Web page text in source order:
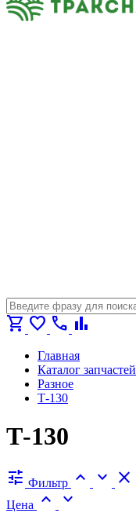
shopping_cart favorite call bar_chart
Главная
Каталог запчастей
Разное
Т-130
Т-130
tune Фильтр expand_less expand_more close
Цена expand_less expand_more